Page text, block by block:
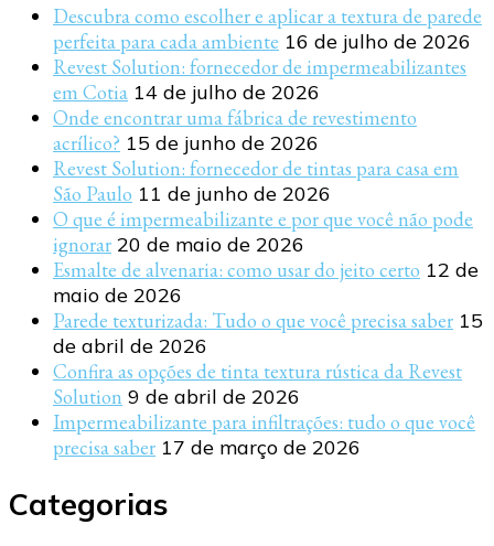
Descubra como escolher e aplicar a textura de parede
perfeita para cada ambiente 16 de julho de 2026
Revest Solution: fornecedor de impermeabilizantes
em Cotia 14 de julho de 2026
Onde encontrar uma fábrica de revestimento
acrílico? 15 de junho de 2026
Revest Solution: fornecedor de tintas para casa em
São Paulo 11 de junho de 2026
O que é impermeabilizante e por que você não pode
ignorar 20 de maio de 2026
Esmalte de alvenaria: como usar do jeito certo 12 de
maio de 2026
Parede texturizada: Tudo o que você precisa saber 15
de abril de 2026
Confira as opções de tinta textura rústica da Revest
Solution 9 de abril de 2026
Impermeabilizante para infiltrações: tudo o que você
precisa saber 17 de março de 2026
Categorias